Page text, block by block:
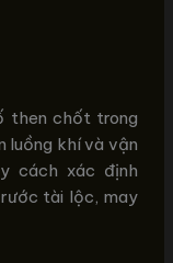
then chốt trong
luồng khí và vận
cách xác định
tài lộc, may